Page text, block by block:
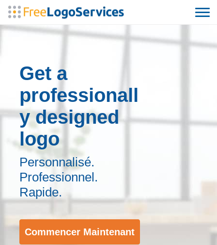
Get a
professionall
y designed
logo
Personnalisé.
Professionnel.
Rapide.
Commencer Maintenant